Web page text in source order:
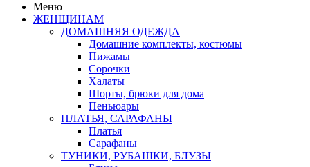
Меню
ЖЕНЩИНАМ
ДОМАШНЯЯ ОДЕЖДА
Домашние комплекты, костюмы
Пижамы
Сорочки
Халаты
Шорты, брюки для дома
Пеньюары
ПЛАТЬЯ, САРАФАНЫ
Платья
Сарафаны
ТУНИКИ, РУБАШКИ, БЛУЗЫ